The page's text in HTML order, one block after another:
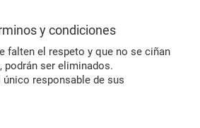
y condiciones
falten el respeto y que no se ciñan
podrán ser eliminados.
responsable de sus